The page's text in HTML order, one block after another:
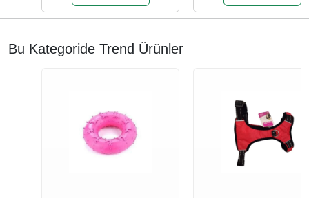
Bu Kategoride Trend Ürünler